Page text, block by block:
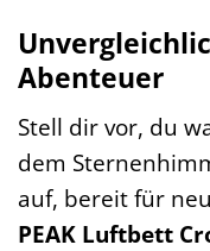
Abenteuer
Stell dir vor, du
dem
auf, bereit für
PEAK Luftbett